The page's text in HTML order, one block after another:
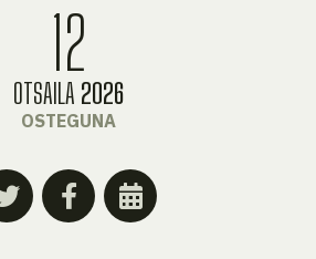
12
OTSAILA 2026
OSTEGUNA